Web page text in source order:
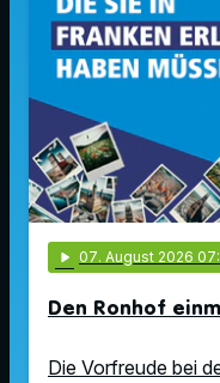
play_arrow 07. August 2026
Den Ronhof
Die Vorfreude bei